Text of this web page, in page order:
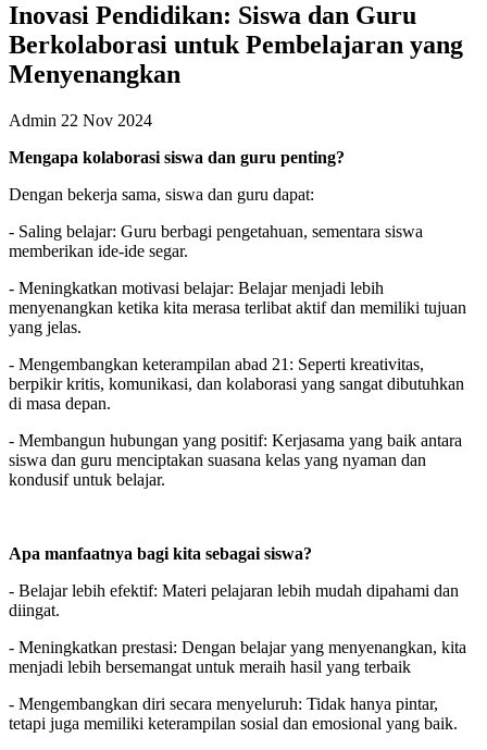
Inovasi Pendidikan: Siswa dan Guru
Berkolaborasi untuk Pembelajaran yang
Menyenangkan
Admin 22 Nov 2024
Mengapa kolaborasi siswa dan guru penting?
Dengan bekerja sama, siswa dan guru dapat:
- Saling belajar: Guru berbagi pengetahuan, sementara siswa
memberikan ide-ide segar.
- Meningkatkan motivasi belajar: Belajar menjadi lebih
menyenangkan ketika kita merasa terlibat aktif dan memiliki tujuan
yang jelas.
- Mengembangkan keterampilan abad 21: Seperti kreativitas,
berpikir kritis, komunikasi, dan kolaborasi yang sangat dibutuhkan
di masa depan.
- Membangun hubungan yang positif: Kerjasama yang baik antara
siswa dan guru menciptakan suasana kelas yang nyaman dan
kondusif untuk belajar.
Apa manfaatnya bagi kita sebagai siswa?
- Belajar lebih efektif: Materi pelajaran lebih mudah dipahami dan
diingat.
- Meningkatkan prestasi: Dengan belajar yang menyenangkan, kita
menjadi lebih bersemangat untuk meraih hasil yang terbaik
- Mengembangkan diri secara menyeluruh: Tidak hanya pintar,
tetapi juga memiliki keterampilan sosial dan emosional yang baik.